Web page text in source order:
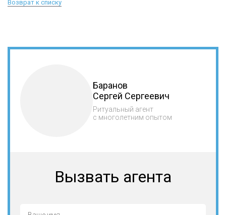
Возврат к списку
Баранов
Сергей Сергеевич
Ритуальный агент
с многолетним опытом
Вызвать агента